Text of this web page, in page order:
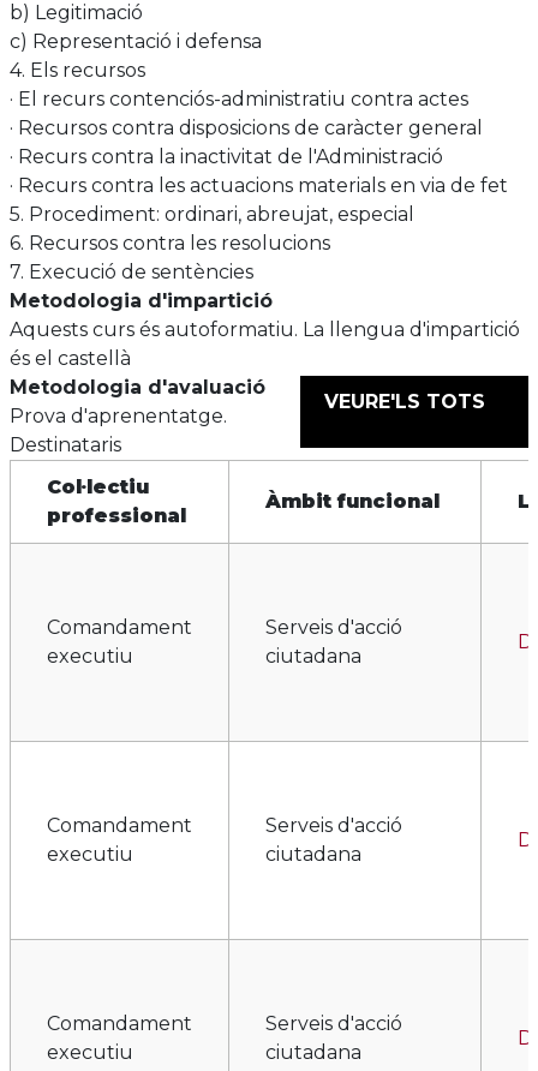
b) Legitimació
c) Representació i defensa
4. Els recursos
· El recurs contenciós-administratiu contra actes
· Recursos contra disposicions de caràcter general
· Recurs contra la inactivitat de l'Administració
· Recurs contra les actuacions materials en via de fet
5. Procediment: ordinari, abreujat, especial
6. Recursos contra les resolucions
7. Execució de sentències
Metodologia d'impartició
Aquests curs és autoformatiu. La llengua d'impartició
és el castellà
Metodologia d'avaluació
Prova d'aprenentatge.
Destinataris
VEURE'LS TOTS
Col·lectiu
professional
Àmbit funcional
Comandament
executiu
Serveis d'acció
ciutadana
Comandament
executiu
Serveis d'acció
ciutadana
Comandament
executiu
Serveis d'acció
ciutadana